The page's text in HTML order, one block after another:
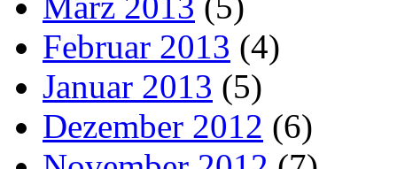
Februar 2013 (4)
Januar 2013 (5)
Dezember 2012 (6)